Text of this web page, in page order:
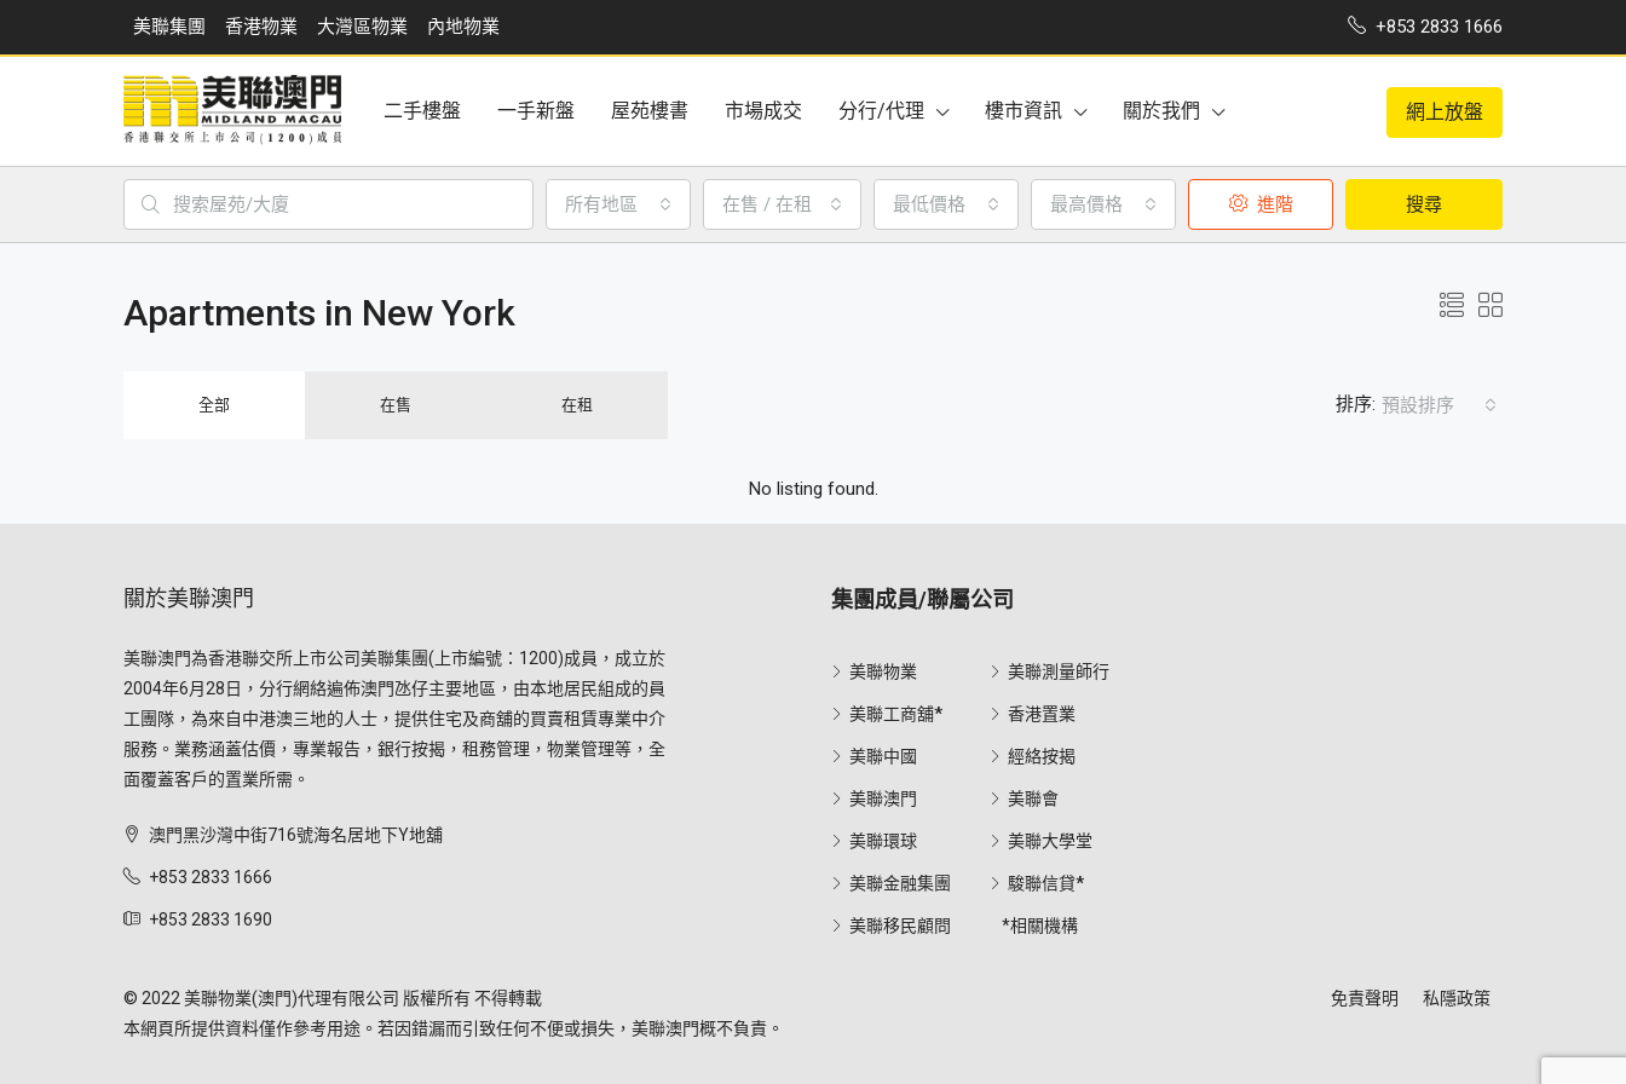
美聯集團 香港物業 大灣區物業 內地物業 +853 2833 1666
二手樓盤 一手新盤 屋苑樓書 市場成交 分行/代理 樓市資訊 關於我們 網上放盤
所有地區 在售 / 在租 最低價格 最高價格 進階 搜尋
Apartments in New York
全部 在售 在租 排序: 預設排序
No listing found.
關於美聯澳門
美聯澳門為香港聯交所上市公司美聯集團(上市編號：1200)成員，成立於
2004年6月28日，分行網絡遍佈澳門氹仔主要地區，由本地居民組成的員
工團隊，為來自中港澳三地的人士，提供住宅及商舖的買賣租賃專業中介
服務。業務涵蓋估價，專業報告，銀行按揭，租務管理，物業管理等，全
面覆蓋客戶的置業所需。
澳門黑沙灣中街716號海名居地下Y地舖
+853 2833 1666
+853 2833 1690
集團成員/聯屬公司
美聯物業
美聯工商舖*
美聯中國
美聯澳門
美聯環球
美聯金融集團
美聯移民顧問
美聯測量師行
香港置業
經絡按揭
美聯會
美聯大學堂
駿聯信貸*
*相關機構
© 2022 美聯物業(澳門)代理有限公司 版權所有 不得轉載
本網頁所提供資料僅作參考用途。若因錯漏而引致任何不便或損失，美聯澳門概不負責。
免責聲明 私隱政策